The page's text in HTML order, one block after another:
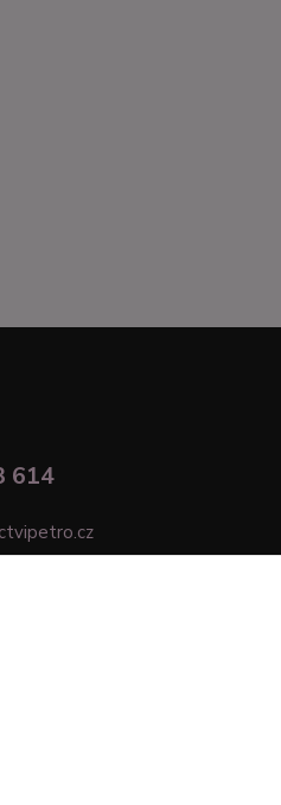
614